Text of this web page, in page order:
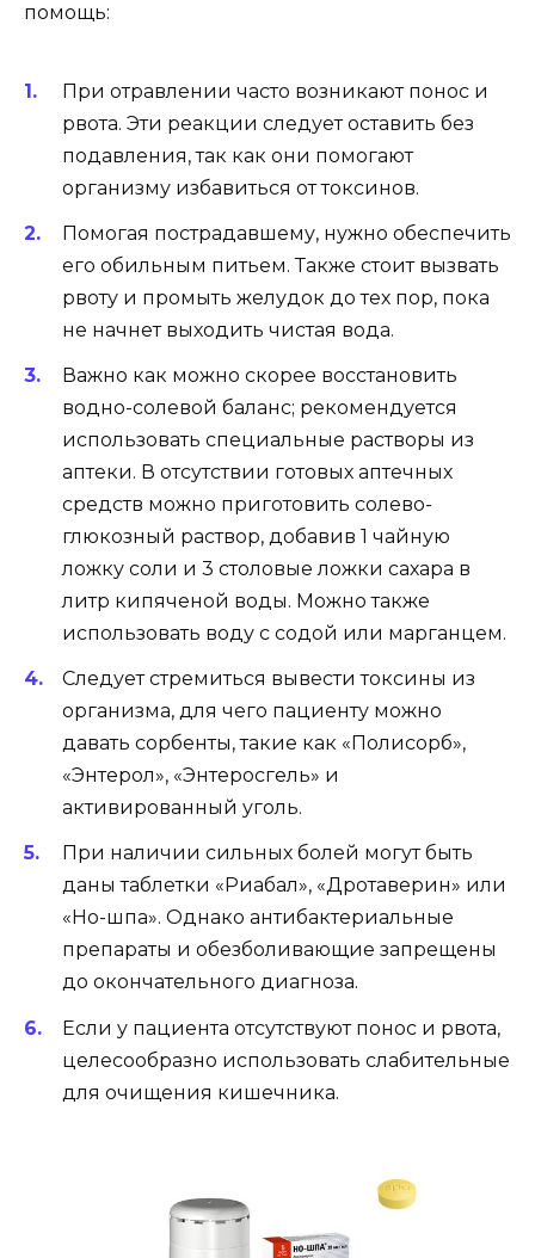
помощь:
При отравлении часто возникают понос и
рвота. Эти реакции следует оставить без
подавления, так как они помогают
организму избавиться от токсинов.
Помогая пострадавшему, нужно обеспечить
его обильным питьем. Также стоит вызвать
рвоту и промыть желудок до тех пор, пока
не начнет выходить чистая вода.
Важно как можно скорее восстановить
водно-солевой баланс; рекомендуется
использовать специальные растворы из
аптеки. В отсутствии готовых аптечных
средств можно приготовить солево-
глюкозный раствор, добавив 1 чайную
ложку соли и 3 столовые ложки сахара в
литр кипяченой воды. Можно также
использовать воду с содой или марганцем.
Следует стремиться вывести токсины из
организма, для чего пациенту можно
давать сорбенты, такие как «Полисорб»,
«Энтерол», «Энтеросгель» и
активированный уголь.
При наличии сильных болей могут быть
даны таблетки «Риабал», «Дротаверин» или
«Но-шпа». Однако антибактериальные
препараты и обезболивающие запрещены
до окончательного диагноза.
Если у пациента отсутствуют понос и рвота,
целесообразно использовать слабительные
для очищения кишечника.